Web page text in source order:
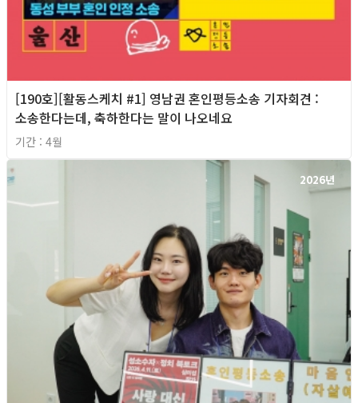
[190호][활동스케치 #1] 영남권 혼인평등소송 기자회견​ :
소송한다는데, 축하한다는 말이 나오네요
기간 : 4월
2026년